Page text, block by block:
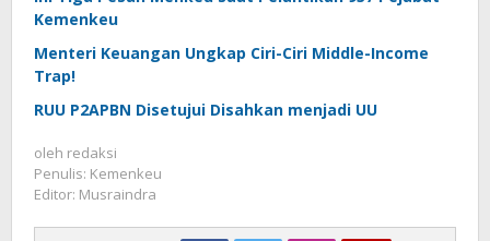
Kemenkeu
Menteri Keuangan Ungkap Ciri-Ciri Middle-Income
Trap!
RUU P2APBN Disetujui Disahkan menjadi UU
oleh redaksi
Penulis: Kemenkeu
Editor: Musraindra